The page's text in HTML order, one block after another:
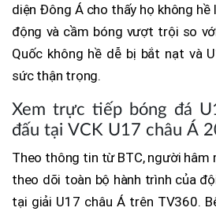
diện Đông Á cho thấy họ không hề
động và cầm bóng vượt trội so
Quốc không hề dễ bị bắt nạt và
sức thận trọng.
Xem trực tiếp bóng đá
đấu tại VCK U17 châu Á
Theo thông tin từ BTC, người
theo dõi toàn bộ hành trình của
tại giải U17 châu Á trên TV360.